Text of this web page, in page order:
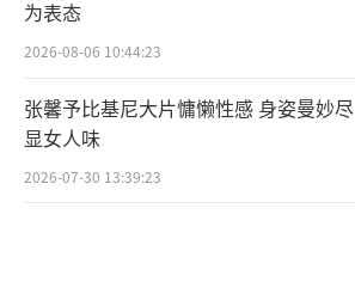
为表态
2026-08-06 10:44:23
张馨予比基尼大片慵懒性感 身姿曼妙尽
显女人味
2026-07-30 13:39:23